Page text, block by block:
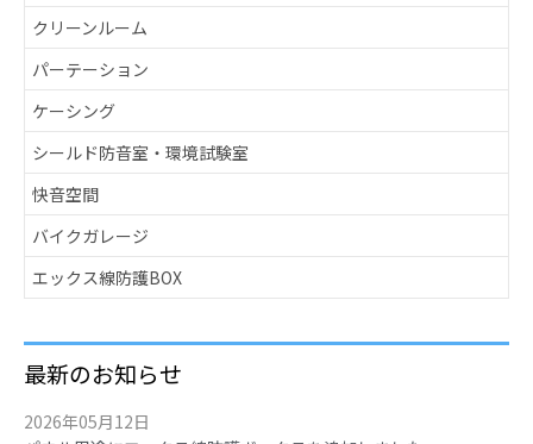
クリーンルーム
パーテーション
ケーシング
シールド防音室・環境試験室
快音空間
バイクガレージ
エックス線防護BOX
最新のお知らせ
2026年05月12日